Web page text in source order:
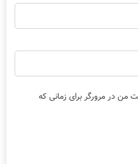
من در مرورگر برای زمانی که